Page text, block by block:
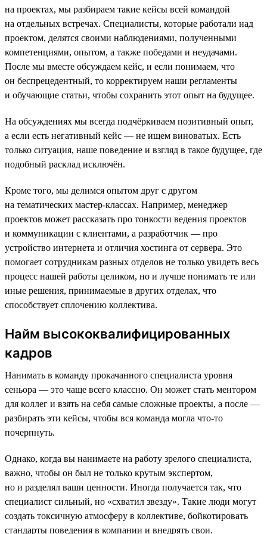
на проектах, мы разбираем такие кейсы всей командой
на отдельных встречах. Специалисты, которые работали над
проектом, делятся своими наблюдениями, полученными
компетенциями, опытом, а также победами и неудачами.
После мы вместе обсуждаем кейс, и если понимаем, что
он беспрецедентный, то корректируем наши регламенты
и обучающие статьи, чтобы сохранить этот опыт на будущее.
На обсуждениях мы всегда подчёркиваем позитивный опыт,
а если есть негативный кейс — не ищем виноватых. Есть
только ситуация, наше поведение и взгляд в такое будущее, где
подобный расклад исключён.
Кроме того, мы делимся опытом друг с другом
на тематических мастер-классах. Например, менеджер
проектов может рассказать про тонкости ведения проектов
и коммуникации с клиентами, а разработчик — про
устройство интернета и отличия хостинга от сервера. Это
помогает сотрудникам разных отделов не только увидеть весь
процесс нашей работы целиком, но и лучше понимать те или
иные решения, принимаемые в других отделах, что
способствует сплочению коллектива.
Найм высококвалифицированных
кадров
Нанимать в команду прокачанного специалиста уровня
сеньора — это чаще всего классно. Он может стать ментором
для коллег и взять на себя самые сложные проекты, а после —
разбирать эти кейсы, чтобы вся команда могла что-то
почерпнуть.
Однако, когда вы нанимаете на работу зрелого специалиста,
важно, чтобы он был не только крутым экспертом,
но и разделял ваши ценности. Иногда получается так, что
специалист сильный, но «схватил звезду»‎. Такие люди могут
создать токсичную атмосферу в коллективе, бойкотировать
стандарты поведения в компании и внедрять свои.